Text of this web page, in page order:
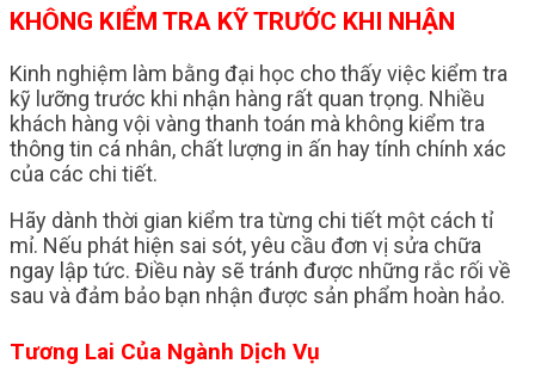
KHÔNG KIỂM TRA KỸ TRƯỚC KHI NHẬN
Kinh nghiệm làm bằng đại học cho thấy việc kiểm tra
kỹ lưỡng trước khi nhận hàng rất quan trọng. Nhiều
khách hàng vội vàng thanh toán mà không kiểm tra
thông tin cá nhân, chất lượng in ấn hay tính chính xác
của các chi tiết.
Hãy dành thời gian kiểm tra từng chi tiết một cách tỉ
mỉ. Nếu phát hiện sai sót, yêu cầu đơn vị sửa chữa
ngay lập tức. Điều này sẽ tránh được những rắc rối về
sau và đảm bảo bạn nhận được sản phẩm hoàn hảo.
Tương Lai Của Ngành Dịch Vụ